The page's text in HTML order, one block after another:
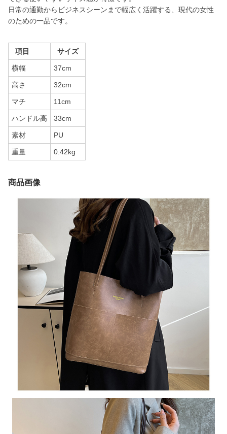
日常の通勤からビジネスシーンまで幅広く活躍する、現代の女性
のための一品です。
項目 サイズ
横幅 37cm
高さ 32cm
マチ 11cm
ハンドル高 33cm
素材 PU
重量 0.42kg
商品画像